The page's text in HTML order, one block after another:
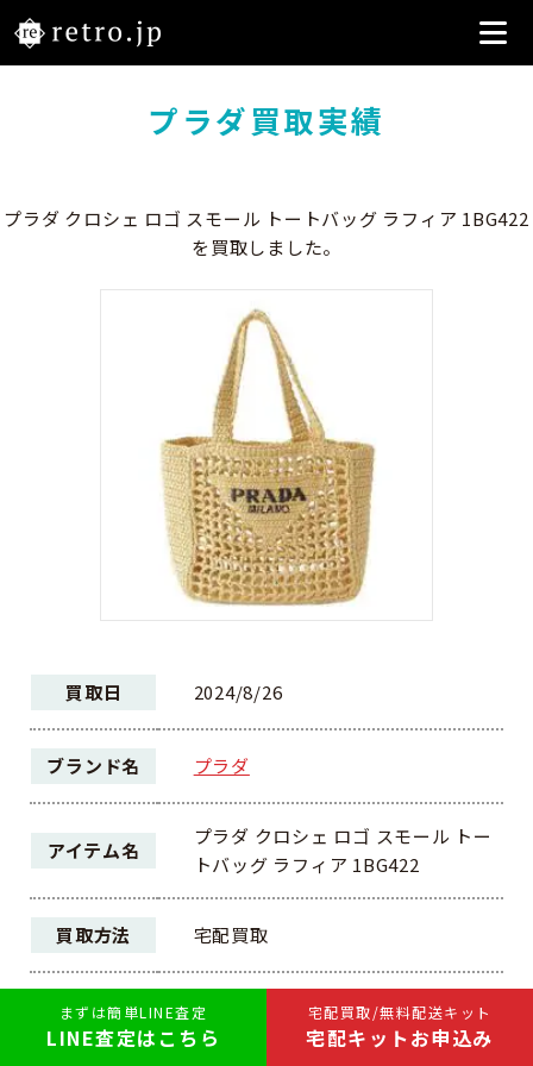
宅配買取/無料配送キット
宅配キットお申込み
まずは簡単LINE査定
LINE査定はこちら
プラダ買取実績
プラダ クロシェ ロゴ スモール トートバッグ ラフィア 1BG422
を買取しました。
買取日 2024/8/26
ブランド名 プラダ
アイテム名
プラダ クロシェ ロゴ スモール トー
トバッグ ラフィア 1BG422
買取方法 宅配買取
ランク A